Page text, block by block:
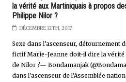
la vérité aux Martiniquais à propos
Philippe Nilor ?
DÉCEMBRE 12TH, 2017
Sexe dans l'ascenseur, détournement
fictif Marie-Jeanne doit-il dire la
de Nilor ?— Bondamanjak
dans l'ascenseur de l'Assemblée